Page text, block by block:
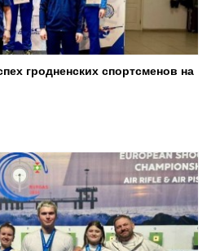
гродненских спортсменов на